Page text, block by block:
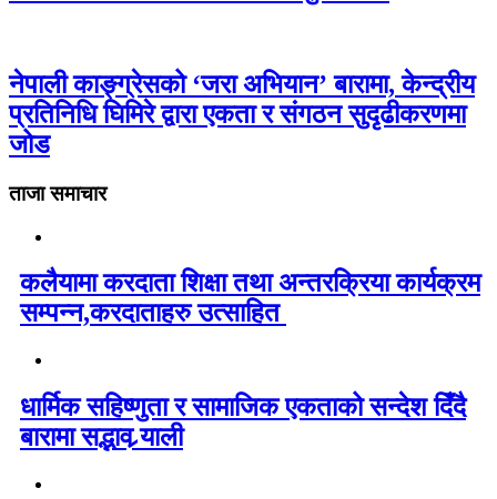
नेपाली काङ्ग्रेसको ‘जरा अभियान’ बारामा, केन्द्रीय
प्रतिनिधि घिमिरे द्वारा एकता र संगठन सुदृढीकरणमा
जोड
ताजा समाचार
कलैयामा करदाता शिक्षा तथा अन्तरक्रिया कार्यक्रम
सम्पन्न,करदाताहरु उत्साहित
धार्मिक सहिष्णुता र सामाजिक एकताको सन्देश दिँदै
बारामा सद्भाव र्‍याली